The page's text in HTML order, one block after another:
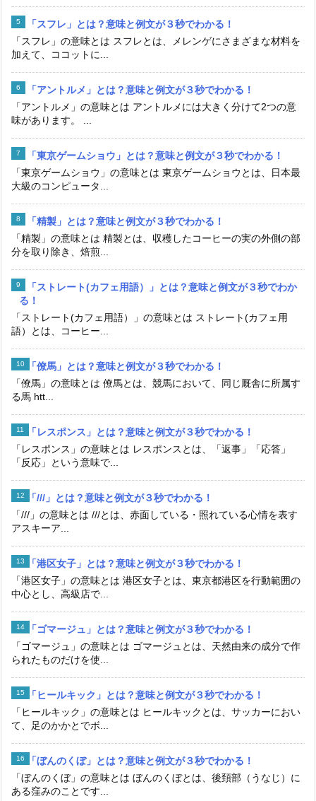
「スフレ」とは？意味と例文が３秒でわかる！
「スフレ」の意味とは スフレとは、メレンゲにさまざまな材料を
加えて、ココットに...
「アントルメ」とは？意味と例文が３秒でわかる！
「アントルメ」の意味とは アントルメには大きく分けて2つの意
味があります。 ...
「東京ゲームショウ」とは？意味と例文が３秒でわかる！
「東京ゲームショウ」の意味とは 東京ゲームショウとは、日本最
大級のコンピュータ...
「精製」とは？意味と例文が３秒でわかる！
「精製」の意味とは 精製とは、収穫したコーヒーの実の外側の部
分を取り除き、焙煎...
「ストレート(カフェ用語）」とは？意味と例文が３秒でわか
る！
「ストレート(カフェ用語）」の意味とは ストレート(カフェ用
語）とは、コーヒー...
「僚馬」とは？意味と例文が３秒でわかる！
「僚馬」の意味とは 僚馬とは、競馬において、同じ厩舎に所属す
る馬 htt...
「レスポンス」とは？意味と例文が３秒でわかる！
「レスポンス」の意味とは レスポンスとは、「返事」「応答」
「反応」という意味で...
「///」とは？意味と例文が３秒でわかる！
「///」の意味とは ///とは、赤面している・照れている心情を表す
アスキーア...
「港区女子」とは？意味と例文が３秒でわかる！
「港区女子」の意味とは 港区女子とは、東京都港区を行動範囲の
中心とし、高級店で...
「ゴマージュ」とは？意味と例文が３秒でわかる！
「ゴマージュ」の意味とは ゴマージュとは、天然由来の成分で作
られたものだけを使...
「ヒールキック」とは？意味と例文が３秒でわかる！
「ヒールキック」の意味とは ヒールキックとは、サッカーにおい
て、足のかかとでボ...
「ぼんのくぼ」とは？意味と例文が３秒でわかる！
「ぼんのくぼ」の意味とは ぼんのくぼとは、後頚部（うなじ）に
ある窪みのことです...